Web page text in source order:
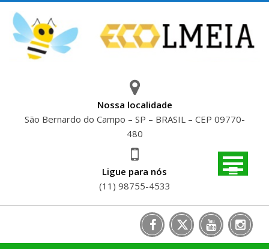
content
Nossa localidade
São Bernardo do Campo – SP – BRASIL – CEP 09770-
480
Ligue para nós
(11) 98755-4533